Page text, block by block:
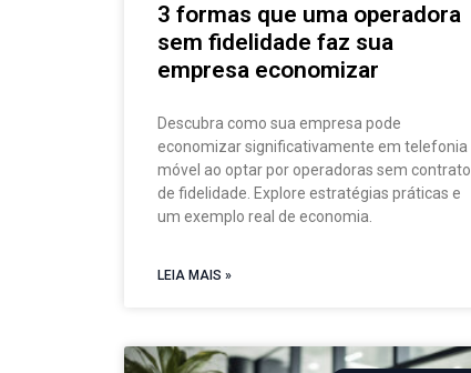
3 formas que uma operadora
sem fidelidade faz sua
empresa economizar
Descubra como sua empresa pode
economizar significativamente em telefonia
móvel ao optar por operadoras sem contrato
de fidelidade. Explore estratégias práticas e
um exemplo real de economia.
LEIA MAIS »